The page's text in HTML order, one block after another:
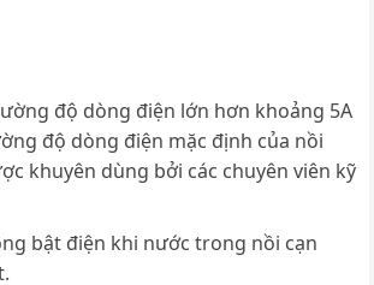
độ dòng điện lớn hơn khoảng 5A
độ dòng điện mặc định của nồi
khuyên dùng bởi các chuyên viên kỹ
bật điện khi nước trong nồi cạn